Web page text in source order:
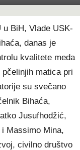
BiH, Vlade USK-
danas je
kvalitete meda
matica pri
su svečano
Bihaća,
Jusufhodžić,
Massimo Mina,
civilno društvo